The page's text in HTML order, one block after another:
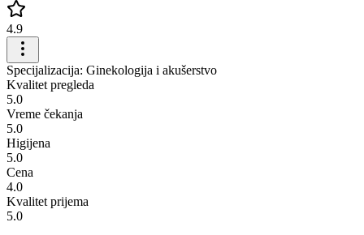
4.9
Specijalizacija: Ginekologija i akušerstvo
Kvalitet pregleda
5.0
Vreme čekanja
5.0
Higijena
5.0
Cena
4.0
Kvalitet prijema
5.0